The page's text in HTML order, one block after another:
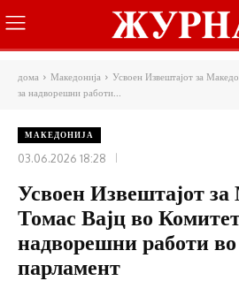
дома Македонија
Усвоен Извештајот за
за надворешни работи...
МАКЕДОНИЈА
03.06.2026 18:28
Усвоен Извештајот
Томас Вајц во
надворешни работи
парламент